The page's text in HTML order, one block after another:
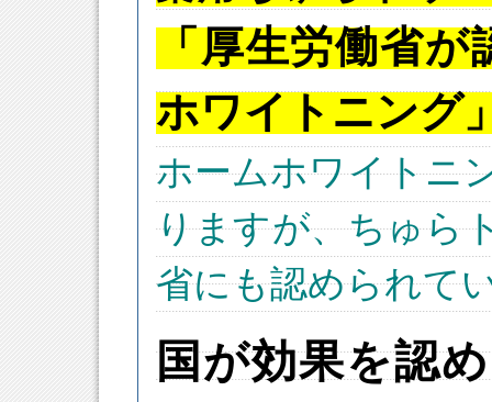
「厚生労働省
ホワイトニング
ホームホワイトニ
りますが、ちゅら
省にも認められて
国が効果を認